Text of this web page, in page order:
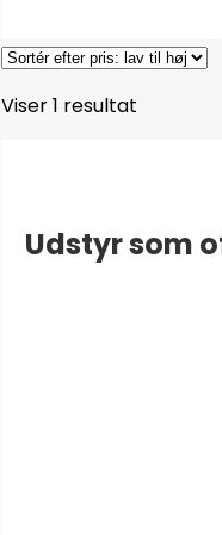
Viser 1 resultat
Udstyr som